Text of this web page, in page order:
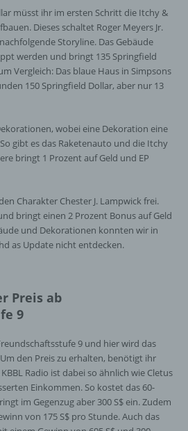
müsst ihr im ersten Schritt die Itchy &
Dieses schaltet Roger Meyers Jr.
Storyline. Das Gebäude
werden und bringt 135 Springfield
Vergleich: Das blaue Haus in Simpsons
150 Springfield Dollar, aber nur 13
wobei eine Dekoration eine
gibt es das Raketenauto und die Itchy
bringt 1 Prozent auf Geld und EP
Charakter Chester J. Lampwick frei.
bringt einen 2 Prozent Bonus auf Geld
und Dekorationen konnten wir in
as Update nicht entdecken.
Preis ab
9
9 und hier wird das
den Preis zu erhalten, benötigt ihr
Radio ist dabei so ähnlich wie Cletus
Einkommen. So kostet das 60-
im Gegenzug aber 300 S$ ein. Zudem
von 175 S$ pro Stunde. Auch das